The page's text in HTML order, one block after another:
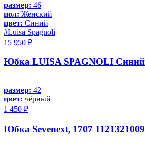
размер: 46
пол: Женский
цвет: Синий
#Luisa Spagnoli
15 950 ₽
Юбка LUISA SPAGNOLI Синий
размер: 42
цвет: чёрный
1 450 ₽
Юбка Sevenext, 1707 1121321009